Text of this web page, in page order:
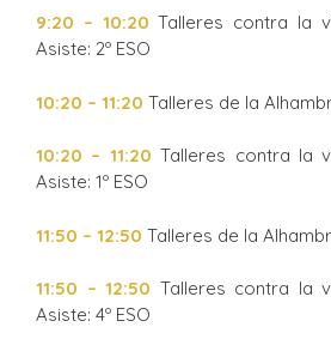
9:20 – 10:20 Talleres contra la
Asiste: 2º ESO
10:20 – 11:20 Talleres de la
10:20 – 11:20 Talleres contra la
Asiste: 1º ESO
11:50 – 12:50 Talleres de la
11:50 – 12:50 Talleres contra la
Asiste: 4º ESO